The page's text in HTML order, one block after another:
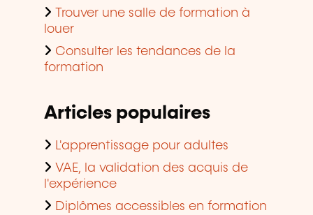
Trouver une salle de formation à
louer
Consulter les tendances de la
formation
Articles populaires
L'apprentissage pour adultes
VAE, la validation des acquis de
l'expérience
Diplômes accessibles en formation